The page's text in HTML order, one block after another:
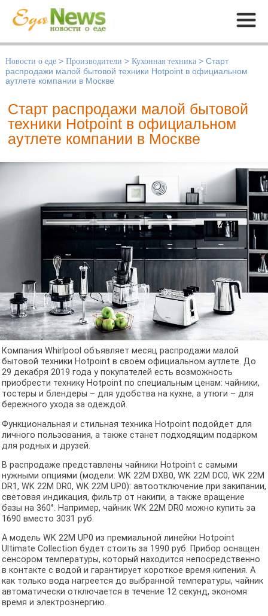
Меню
Новости о еде > Производители > Кухонная техника > Старт
распродажи малой бытовой техники Hotpoint в официальном
аутлете компании в Москве
Старт распродажи малой бытовой
техники Hotpoint в официальном
аутлете компании в Москве
Компания Whirlpool объявляет месяц распродажи малой
бытовой техники Hotpoint в своём официальном аутлете. До
29 декабря 2019 года у покупателей есть возможность
приобрести технику Hotpoint по специальным ценам: чайники,
тостеры и блендеры – для удобства на кухне, а утюги – для
бережного ухода за одеждой.
Функциональная и стильная техника Hotpoint подойдет для
личного пользования, а также станет подходящим подарком
для родных и друзей.
В распродаже представлены чайники Hotpoint с самыми
нужными опциями (модели: WK 22M DXB0, WK 22M DC0, WK 22M
DR1, WK 22M DR0, WK 22M UP0): автоотключение при закипании,
световая индикация, фильтр от накипи, а также вращение
базы на 360°. Например, чайник WK 22M DR0 можно купить за
1690 вместо 3031 руб.
А модель WK 22M UP0 из премиальной линейки Hotpoint
Ultimate Collection будет стоить за 1990 руб. Прибор оснащен
сенсором температуры, который находится непосредственно
в контакте с водой и гарантирует короткое время кипения. А
как только вода нагреется до выбранной температуры, чайник
автоматически отключается в течение 12 секунд, экономя
время и электроэнергию.